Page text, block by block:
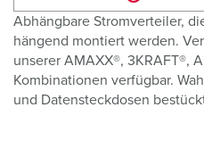
Abhängbare Stromverteiler,
hängend montiert werden.
unserer AMAXX®, 3KRAFT®,
Kombinationen verfügbar.
und Datensteckdosen